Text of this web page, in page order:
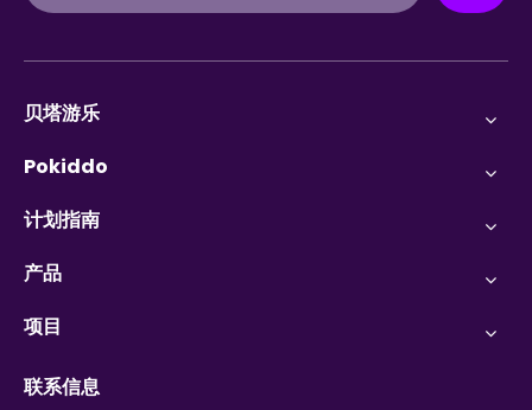
贝塔游乐
Pokiddo
计划指南
产品
项目
联系信息